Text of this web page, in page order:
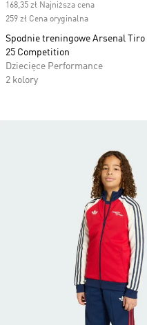
168,35 zł Najniższa cena
259 zł Cena oryginalna
Spodnie treningowe Arsenal Tiro
25 Competition
Dziecięce Performance
2 kolory